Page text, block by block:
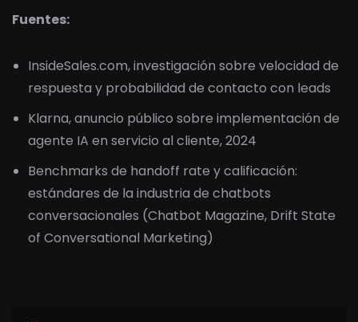
Fuentes:
InsideSales.com, investigación sobre velocidad de
respuesta y probabilidad de contacto con leads
Klarna, anuncio público sobre implementación de
agente IA en servicio al cliente, 2024
Benchmarks de handoff rate y calificación:
estándares de la industria de chatbots
conversacionales (Chatbot Magazine, Drift State
of Conversational Marketing)